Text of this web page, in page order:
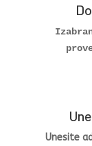
Unesite